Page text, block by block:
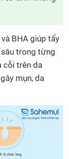
BHA giúp tẩy
trong từng
cỗi trên da
mụn, da